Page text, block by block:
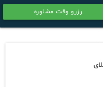
رزرو وقت مشاوره